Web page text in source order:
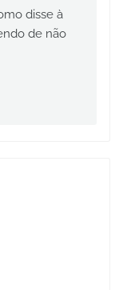
disse à
de não